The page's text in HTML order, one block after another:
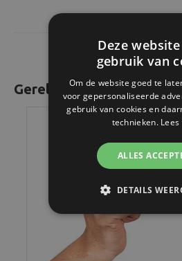
Gerelateerde producten
Deze
gebruik van
Om de website goed te
voor gepersonaliseerde
gebruik van cookies en
technieken.
ALLES
DETAILS